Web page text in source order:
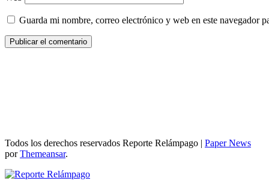
Guarda mi nombre, correo electrónico y web en este navegador
Todos los derechos reservados Reporte Relámpago | Paper News
porThemeansar.